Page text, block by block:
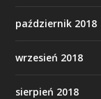
październik 2018
wrzesień 2018
sierpień 2018